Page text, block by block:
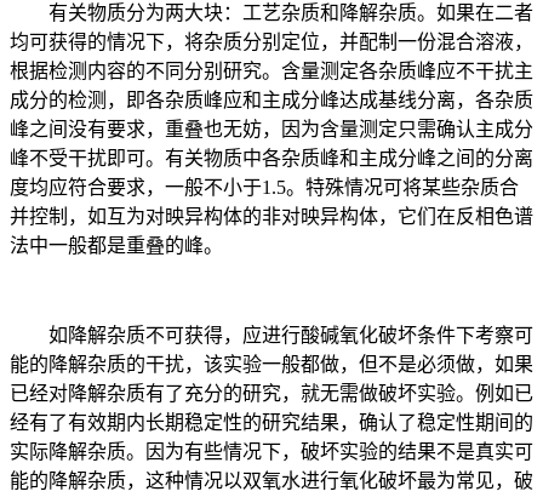
有关物质分为两大块：工艺杂质和降解杂质。如果在二者
均可获得的情况下，将杂质分别定位，并配制一份混合溶液，
根据检测内容的不同分别研究。含量测定各杂质峰应不干扰主
成分的检测，即各杂质峰应和主成分峰达成基线分离，各杂质
峰之间没有要求，重叠也无妨，因为含量测定只需确认主成分
峰不受干扰即可。有关物质中各杂质峰和主成分峰之间的分离
度均应符合要求，一般不小于1.5。特殊情况可将某些杂质合
并控制，如互为对映异构体的非对映异构体，它们在反相色谱
法中一般都是重叠的峰。
如降解杂质不可获得，应进行酸碱氧化破坏条件下考察可
能的降解杂质的干扰，该实验一般都做，但不是必须做，如果
已经对降解杂质有了充分的研究，就无需做破坏实验。例如已
经有了有效期内长期稳定性的研究结果，确认了稳定性期间的
实际降解杂质。因为有些情况下，破坏实验的结果不是真实可
能的降解杂质，这种情况以双氧水进行氧化破坏最为常见，破